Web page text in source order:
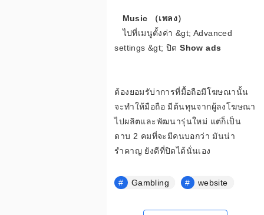
Music （เพลง）
ไปที่เมนูตั้งค่า &gt; Advanced
settings &gt; ปิดShow ads
ต้องยอมรับ่าการที่มื้อถือมีโฆษณานั้น
จะทำให้มือถือ มีต้นทุนจากผู้ลงโฆษณา
ไปผลิตและพัฒนารุ่นใหม่ แต่ก็เป็น
ดาบ 2 คมที่จะมีคนบอกว่า มันน่า
รำคาญ ยังดีที่ปิดได้นั่นเอง
Gambling website